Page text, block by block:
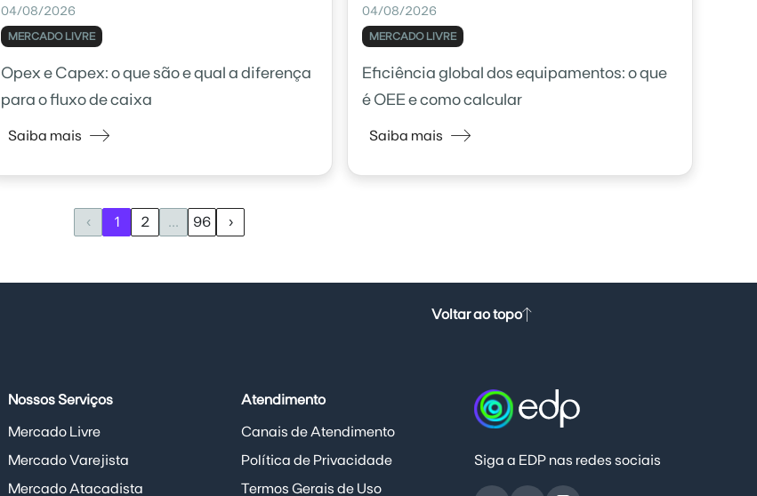
04/08/2026
MERCADO LIVRE
Opex e Capex: o que são e qual a diferença
para o fluxo de caixa
Saiba mais
04/08/2026
MERCADO LIVRE
Eficiência global dos equipamentos: o que
é OEE e como calcular
Saiba mais
‹ 1 2 ... 96 ›
Voltar ao topo
Nossos Serviços
Mercado Livre
Mercado Varejista
Mercado Atacadista
Atendimento
Canais de Atendimento
Política de Privacidade
Termos Gerais de Uso
Siga a EDP nas redes sociais